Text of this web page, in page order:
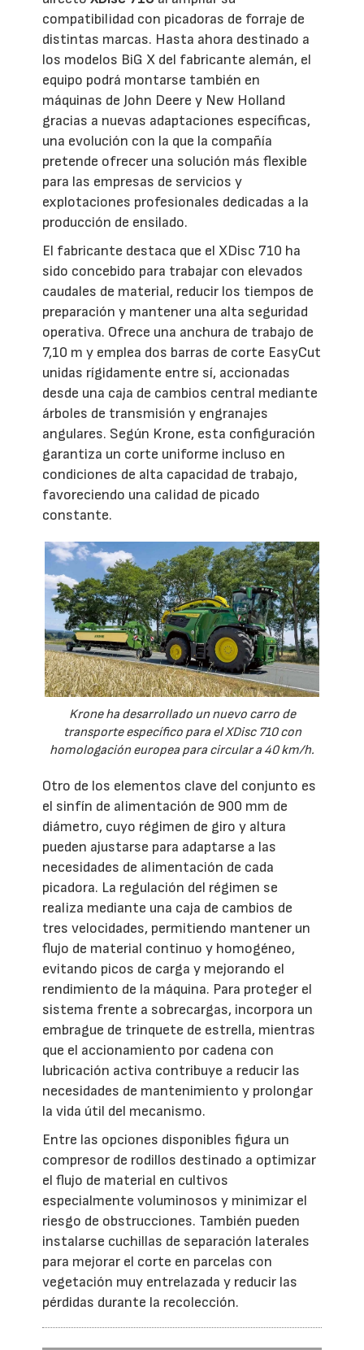
compatibilidad con picadoras de forraje de
distintas marcas. Hasta ahora destinado a
los modelos BiG X del fabricante alemán, el
equipo podrá montarse también en
máquinas de John Deere y New Holland
gracias a nuevas adaptaciones específicas,
una evolución con la que la compañía
pretende ofrecer una solución más flexible
para las empresas de servicios y
explotaciones profesionales dedicadas a la
producción de ensilado.
El fabricante destaca que el XDisc 710 ha
sido concebido para trabajar con elevados
caudales de material, reducir los tiempos de
preparación y mantener una alta seguridad
operativa. Ofrece una anchura de trabajo de
7,10 m y emplea dos barras de corte EasyCut
unidas rígidamente entre sí, accionadas
desde una caja de cambios central mediante
árboles de transmisión y engranajes
angulares. Según Krone, esta configuración
garantiza un corte uniforme incluso en
condiciones de alta capacidad de trabajo,
favoreciendo una calidad de picado
constante.
Krone ha desarrollado un nuevo carro de
transporte específico para el XDisc 710 con
homologación europea para circular a 40 km/h.
Otro de los elementos clave del conjunto es
el sinfín de alimentación de 900 mm de
diámetro, cuyo régimen de giro y altura
pueden ajustarse para adaptarse a las
necesidades de alimentación de cada
picadora. La regulación del régimen se
realiza mediante una caja de cambios de
tres velocidades, permitiendo mantener un
flujo de material continuo y homogéneo,
evitando picos de carga y mejorando el
rendimiento de la máquina. Para proteger el
sistema frente a sobrecargas, incorpora un
embrague de trinquete de estrella, mientras
que el accionamiento por cadena con
lubricación activa contribuye a reducir las
necesidades de mantenimiento y prolongar
la vida útil del mecanismo.
Entre las opciones disponibles figura un
compresor de rodillos destinado a optimizar
el flujo de material en cultivos
especialmente voluminosos y minimizar el
riesgo de obstrucciones. También pueden
instalarse cuchillas de separación laterales
para mejorar el corte en parcelas con
vegetación muy entrelazada y reducir las
pérdidas durante la recolección.